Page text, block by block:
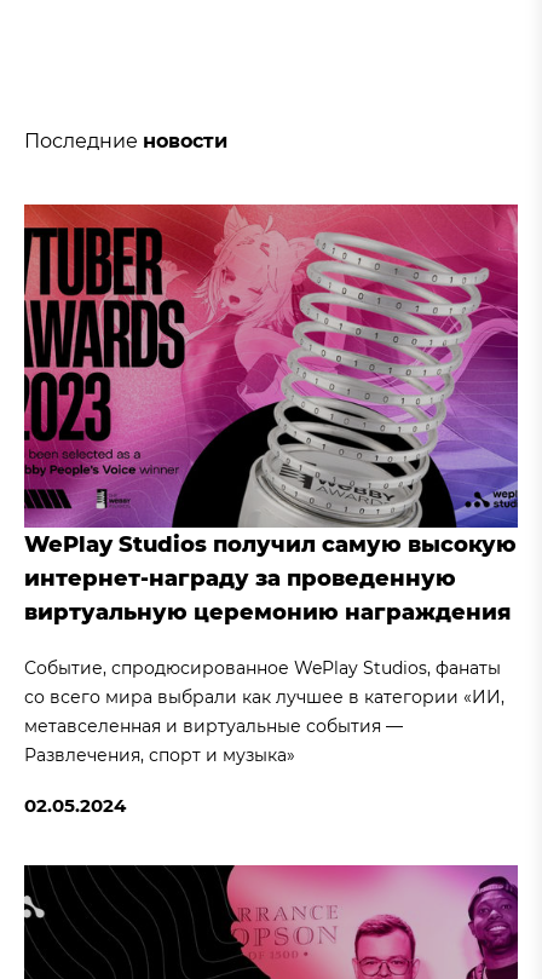
Последние новости
WePlay Studios получил самую высокую
интернет-награду за проведенную
виртуальную церемонию награждения
Событие, спродюсированное WePlay Studios, фанаты
со всего мира выбрали как лучшее в категории «ИИ,
метавселенная и виртуальные события —
Развлечения, спорт и музыка»
02.05.2024